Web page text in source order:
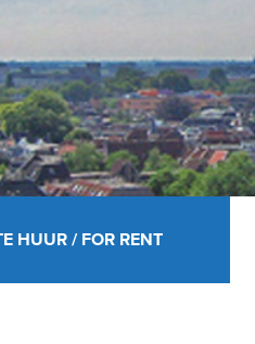
HUUR / FOR RENT